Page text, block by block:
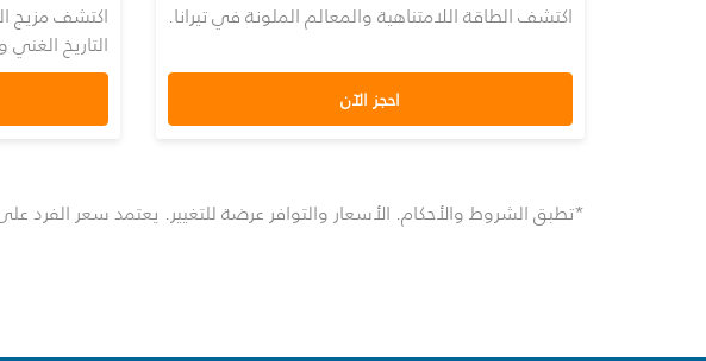
اكتشف الطاقة اللامتناهية والمعالم الملونة في تيرانا.
احجز الآن
اكتشف مزيج
التاريخ
*تطبق الشروط والأحكام. الأسعار والتوافر عرضة للتغيير. يعتمد سعر الفرد